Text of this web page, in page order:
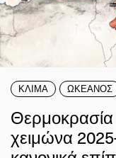
ΚΛΙΜΑ ΩΚΕΑΝΟΣ
Θερμοκρασία
χειμώνα